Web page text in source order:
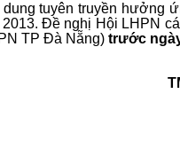
tuyên truyền hưởng
Đề nghị Hội LHPN
TP Đà Nẵng) trước